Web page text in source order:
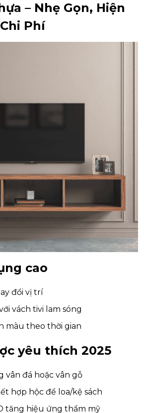
– Nhẹ Gọn, Hiện
Phí
cao
đổi vị trí
vách tivi lam sóng
màu theo thời gian
yêu thích 2025
vân đá hoặc vân gỗ
hợp hộc để loa/kệ sách
tăng hiệu ứng thẩm mỹ